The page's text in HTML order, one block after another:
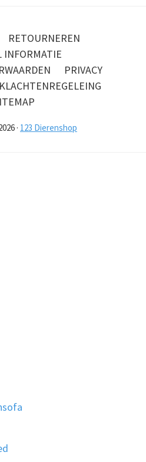
RETOURNEREN
INFORMATIE
PRIVACY
KLACHTENREGELEING
· 123 Dierenshop